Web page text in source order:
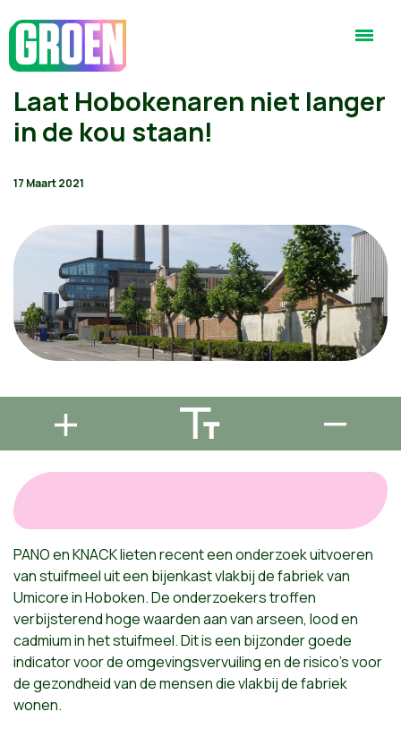
Laat Hobokenaren niet langer
in de kou staan!
17 Maart 2021
PANO en KNACK lieten recent een onderzoek uitvoeren
van stuifmeel uit een bijenkast vlakbij de fabriek van
Umicore in Hoboken. De onderzoekers troffen
verbijsterend hoge waarden aan van arseen, lood en
cadmium in het stuifmeel. Dit is een bijzonder goede
indicator voor de omgevingsvervuiling en de risico’s voor
de gezondheid van de mensen die vlakbij de fabriek
wonen.